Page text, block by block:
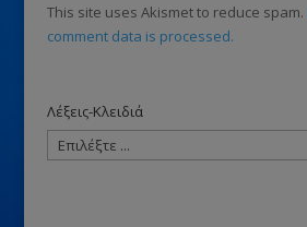
This site uses Akismet to reduce spam.
comment data is processed.
Λέξεις-Κλειδιά